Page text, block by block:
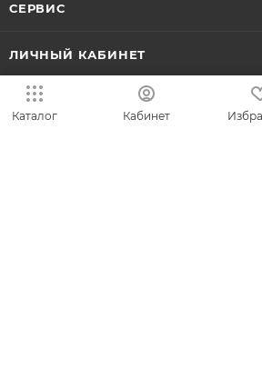
СЕРВИС
ЛИЧНЫЙ КАБИНЕТ
8-800-700-50-
Каталог Кабинет